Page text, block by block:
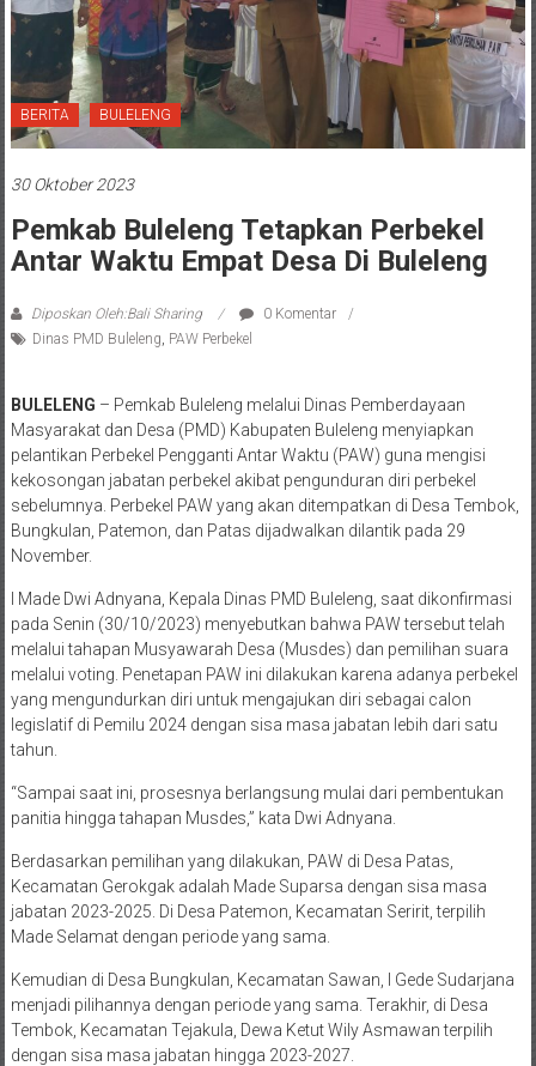
BERITA BULELENG
30 Oktober 2023
Pemkab Buleleng Tetapkan Perbekel
Antar Waktu Empat Desa Di Buleleng
Diposkan Oleh:Bali Sharing
0 Komentar
Dinas PMD Buleleng PAW Perbekel
BULELENG – Pemkab Buleleng melalui Dinas Pemberdayaan
Masyarakat dan Desa (PMD) Kabupaten Buleleng menyiapkan
pelantikan Perbekel Pengganti Antar Waktu (PAW) guna mengisi
kekosongan jabatan perbekel akibat pengunduran diri perbekel
sebelumnya. Perbekel PAW yang akan ditempatkan di Desa Tembok,
Bungkulan, Patemon, dan Patas dijadwalkan dilantik pada 29
November.
I Made Dwi Adnyana, Kepala Dinas PMD Buleleng, saat dikonfirmasi
pada Senin (30/10/2023) menyebutkan bahwa PAW tersebut telah
melalui tahapan Musyawarah Desa (Musdes) dan pemilihan suara
melalui voting. Penetapan PAW ini dilakukan karena adanya perbekel
yang mengundurkan diri untuk mengajukan diri sebagai calon
legislatif di Pemilu 2024 dengan sisa masa jabatan lebih dari satu
tahun.
“Sampai saat ini, prosesnya berlangsung mulai dari pembentukan
panitia hingga tahapan Musdes,” kata Dwi Adnyana.
Berdasarkan pemilihan yang dilakukan, PAW di Desa Patas,
Kecamatan Gerokgak adalah Made Suparsa dengan sisa masa
jabatan 2023-2025. Di Desa Patemon, Kecamatan Seririt, terpilih
Made Selamat dengan periode yang sama.
Kemudian di Desa Bungkulan, Kecamatan Sawan, I Gede Sudarjana
menjadi pilihannya dengan periode yang sama. Terakhir, di Desa
Tembok, Kecamatan Tejakula, Dewa Ketut Wily Asmawan terpilih
dengan sisa masa jabatan hingga 2023-2027.